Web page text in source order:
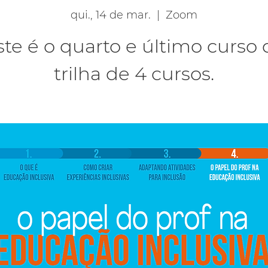
qui., 14 de mar. Zoom
é o quarto e último curso
trilha de 4 cursos.